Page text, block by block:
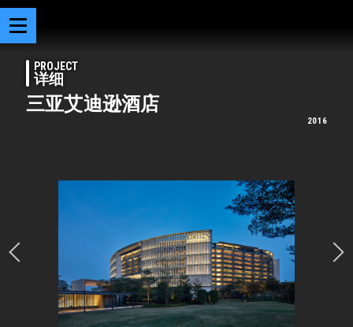
PROJECT
详细
三亚艾迪逊酒店
2016